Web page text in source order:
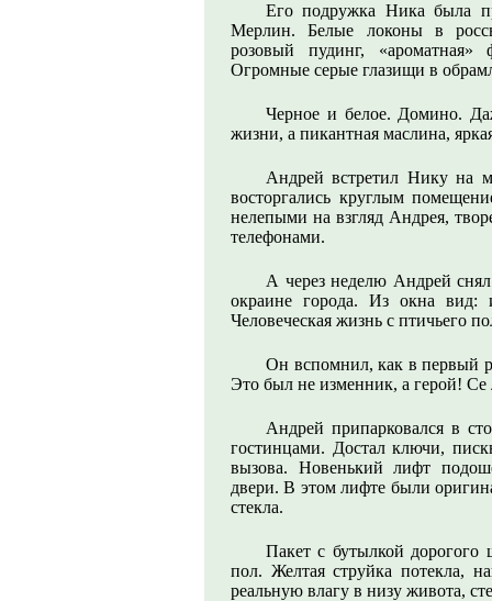
Его подружка Ника была
Мерлин. Белые локоны в
розовый пудинг,
Огромные серые глазищи в
Черное и белое. Домино.
жизни, а пикантная маслина,
Андрей встретил Нику на
восторгались круглым
нелепыми на взгляд Андрея,
телефонами.
А через неделю Андрей
окраине города. Из окна вид:
Человеческая жизнь с птичьего
Он вспомнил, как в первый
Это был не изменник, а герой!
Андрей припарковался в
гостинцами. Достал ключи,
вызова. Новенький лифт
двери. В этом лифте были
стекла.
Пакет с бутылкой дорогого
пол. Желтая струйка потекла,
реальную влагу в низу живота,